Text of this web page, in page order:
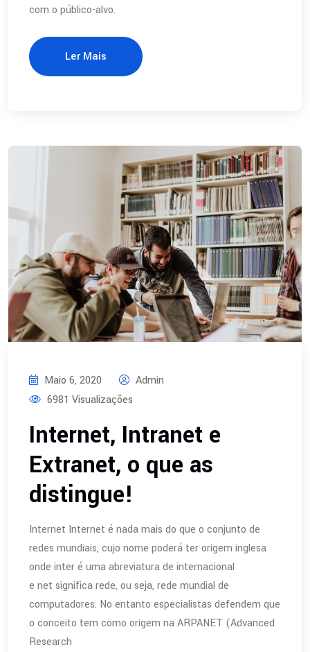
com o público-alvo.
Ler Mais
Maio 6, 2020
Admin
6981 Visualizações
Internet, Intranet e
Extranet, o que as
distingue!
Internet Internet é nada mais do que o conjunto de
redes mundiais, cujo nome poderá ter origem inglesa
onde inter é uma abreviatura de internacional
e net significa rede, ou seja, rede mundial de
computadores. No entanto especialistas defendem que
o conceito tem como origem na ARPANET (Advanced
Research